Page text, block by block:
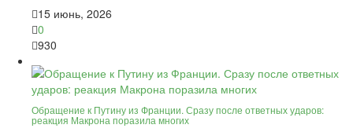
15 июнь, 2026
0
930
Обращение к Путину из Франции. Сразу после ответных ударов:
реакция Макрона поразила многих